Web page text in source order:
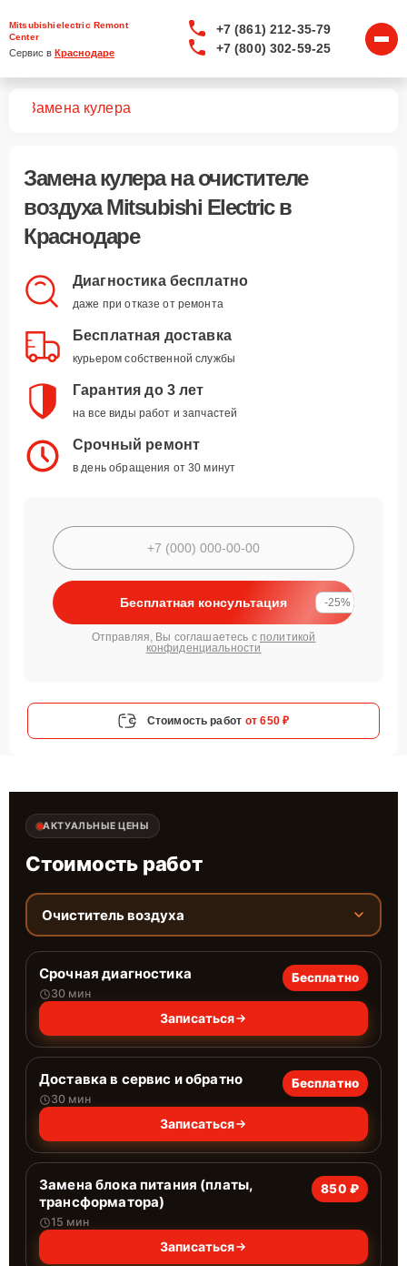
Mitsubishielectric Remont
Center
Сервис в Краснодаре
+7 (861) 212-35-79
+7 (800) 302-59-25
Замена кулера
Замена кулерана очистителе
воздуха Mitsubishi Electric в
Краснодаре
Диагностика бесплатно
даже при отказе от ремонта
Бесплатная доставка
курьером собственной службы
Гарантия до 3 лет
на все виды работ и запчастей
Срочный ремонт
в день обращения от 30 минут
Бесплатная консультация -25%
Отправляя, Вы соглашаетесь с политикой
конфиденциальности
Стоимость работ от 650 ₽
АКТУАЛЬНЫЕ ЦЕНЫ
Стоимость работ
Очиститель воздуха
Срочная диагностика
30 мин
Бесплатно
Записаться
Доставка в сервис и обратно
30 мин
Бесплатно
Записаться
Замена блока питания (платы,
трансформатора)
15 мин
850 ₽
Записаться